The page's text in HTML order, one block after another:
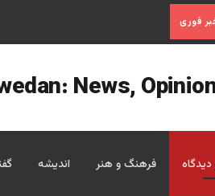
فوری
فرهنگ و هنر اندیشه